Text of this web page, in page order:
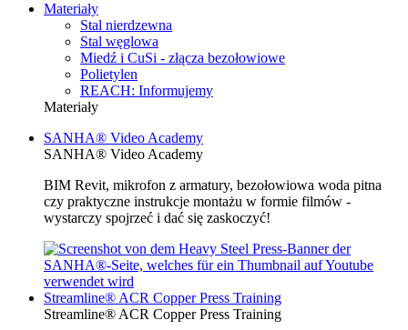
Materiały
Stal nierdzewna
Stal węglowa
Miedź i CuSi - złącza bezołowiowe
Polietylen
REACH: Informujemy
Materiały
SANHA® Video Academy
SANHA® Video Academy
BIM Revit, mikrofon z armatury, bezołowiowa woda pitna
czy praktyczne instrukcje montażu w formie filmów -
wystarczy spojrzeć i dać się zaskoczyć!
Streamline® ACR Copper Press Training
Streamline® ACR Copper Press Training